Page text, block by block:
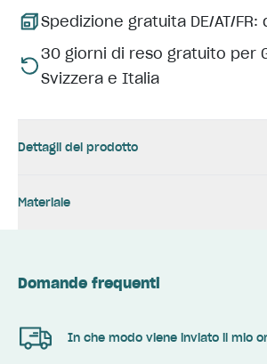
Spedizione gratuita DE/AT/FR:
30 giorni di reso gratuito per
Svizzera e Italia
Dettagli del prodotto
Materiale
Domande frequenti
In che modo viene inviato il mio